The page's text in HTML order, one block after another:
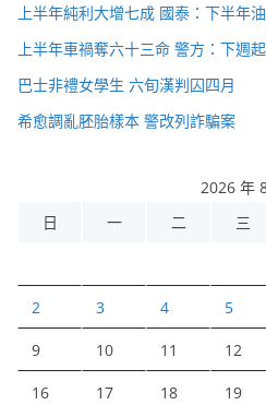
上半年純利大增七成 國泰：下半年
上半年車禍奪六十三命 警方：下週
巴士非禮女學生 六旬漢判囚四月
希愈調亂胚胎樣本 警改列詐騙案
2026 年
日
一 二 三
2 3 4 5
9 10 11 12
16 17 18 19